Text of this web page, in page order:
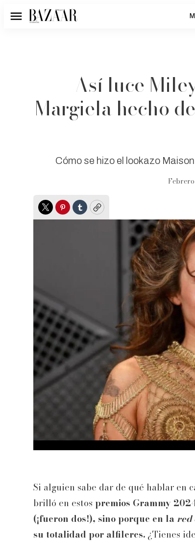
Menú
Así luce
Margiela hecho
Cómo se hizo el lookazo
TwitterPinterest
TumblrCopy
Si alguien sabe dar de qué hablar en
brilló en estos premios Grammy
(¡fueron dos!), sino porque en lared
su totalidad por alfileres. ¿Tienes